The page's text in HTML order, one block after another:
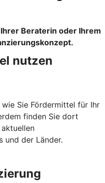
Beraterin oder Ihrem
nutzen
Sie Fördermittel für Ihr
finden Sie dort
und der Länder.